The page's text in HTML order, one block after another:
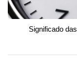
Significado